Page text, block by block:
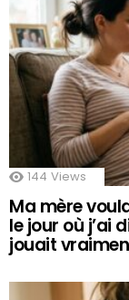
144 Views
Ma mère
le jour où j’ai
jouait